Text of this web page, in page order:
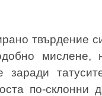
твърдение
заради
по-склонни